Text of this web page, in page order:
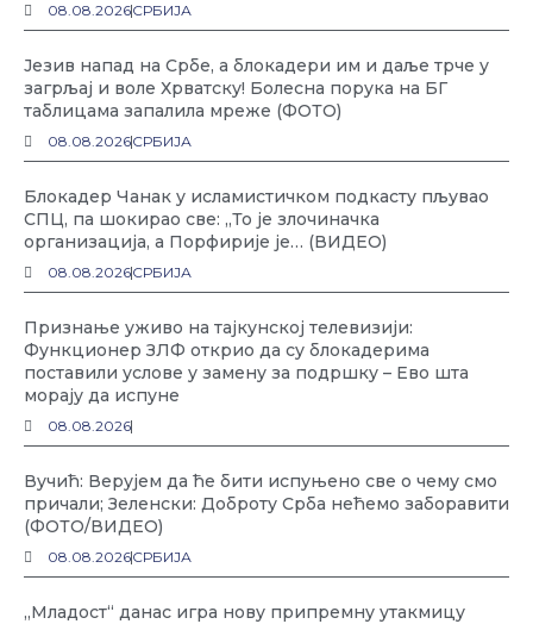
08.08.2026СРБИЈА
Језив напад на Србе, а блокадери им и даље трче у
загрљај и воле Хрватску! Болесна порука на БГ
таблицама запалила мреже (ФОТО)
08.08.2026СРБИЈА
Блокадер Чанак у исламистичком подкасту пљувао
СПЦ, па шокирао све: „То је злочиначка
организација, а Порфирије је… (ВИДЕО)
08.08.2026СРБИЈА
Признање уживо на тајкунској телевизији:
Функционер ЗЛФ открио да су блокадерима
поставили услове у замену за подршку – Ево шта
морају да испуне
08.08.2026
Вучић: Верујем да ће бити испуњено све о чему смо
причали; Зеленски: Доброту Срба нећемо заборавити
(ФОТО/ВИДЕО)
08.08.2026СРБИЈА
„Младост“ данас игра нову припремну утакмицу